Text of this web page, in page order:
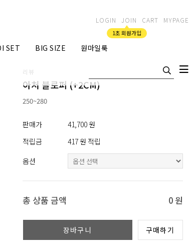
LOGIN JOIN
1초 회원가입
CART MYPAGE
SET BIG SIZE 원마일룩
리뷰
아처 블로퍼 (+2CM)
250~280
판매가
41,700 원
적립금
417 원 적립
옵션
총 상품 금액 0 원
장바구니 구매하기